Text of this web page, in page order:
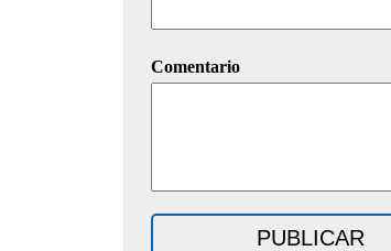
Comentario